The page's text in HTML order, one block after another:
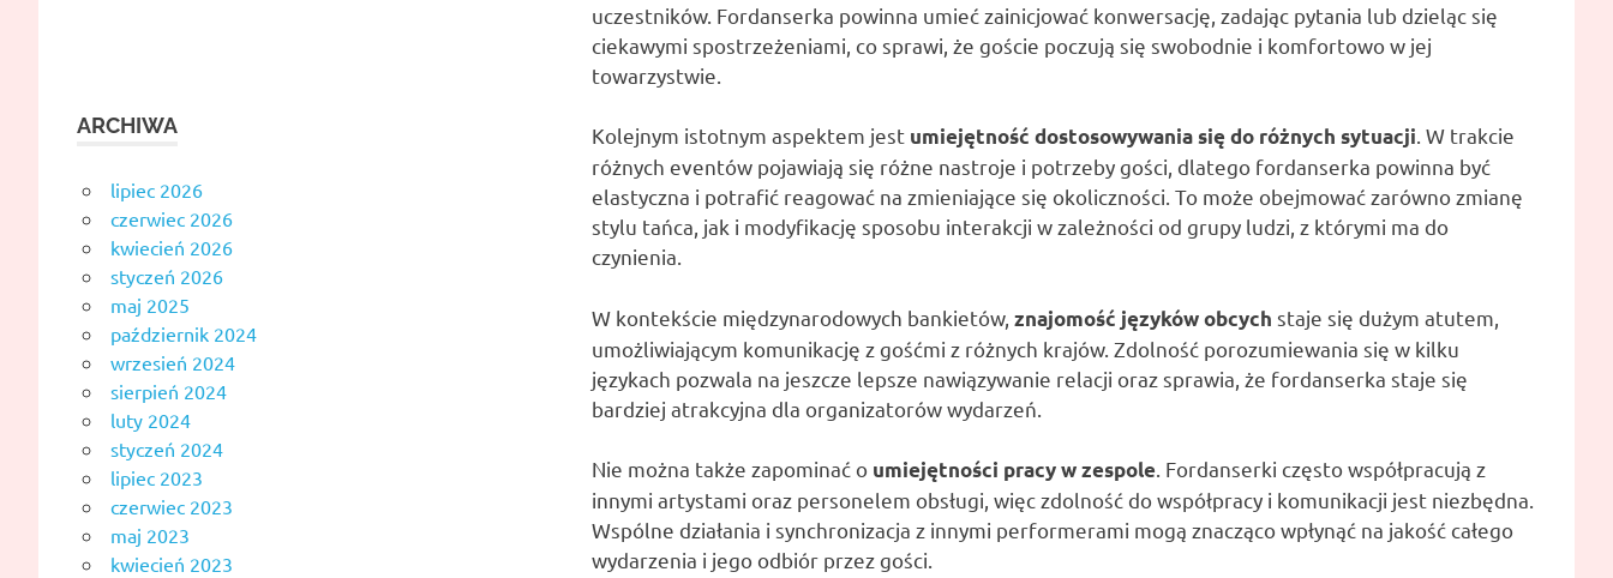
uczestników. Fordanserka powinna umieć zainicjować konwersację, zadając pytania lub dzieląc się
ciekawymi spostrzeżeniami, co sprawi, że goście poczują się swobodnie i komfortowo w jej
towarzystwie.
Kolejnym istotnym aspektem jest umiejętność dostosowywania się do różnych sytuacji. W trakcie
różnych eventów pojawiają się różne nastroje i potrzeby gości, dlatego fordanserka powinna być
elastyczna i potrafić reagować na zmieniające się okoliczności. To może obejmować zarówno zmianę
stylu tańca, jak i modyfikację sposobu interakcji w zależności od grupy ludzi, z którymi ma do
czynienia.
W kontekście międzynarodowych bankietów, znajomość języków obcych staje się dużym atutem,
umożliwiającym komunikację z gośćmi z różnych krajów. Zdolność porozumiewania się w kilku
językach pozwala na jeszcze lepsze nawiązywanie relacji oraz sprawia, że fordanserka staje się
bardziej atrakcyjna dla organizatorów wydarzeń.
Nie można także zapominać o umiejętności pracy w zespole. Fordanserki często współpracują z
innymi artystami oraz personelem obsługi, więc zdolność do współpracy i komunikacji jest niezbędna.
Wspólne działania i synchronizacja z innymi performerami mogą znacząco wpłynąć na jakość całego
wydarzenia i jego odbiór przez gości.
ARCHIWA
lipiec 2026
czerwiec 2026
kwiecień 2026
styczeń 2026
maj 2025
październik 2024
wrzesień 2024
sierpień 2024
luty 2024
styczeń 2024
lipiec 2023
czerwiec 2023
maj 2023
kwiecień 2023